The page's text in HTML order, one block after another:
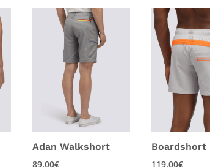
Adan Walkshort
89,00€
Boardshort
119,00€